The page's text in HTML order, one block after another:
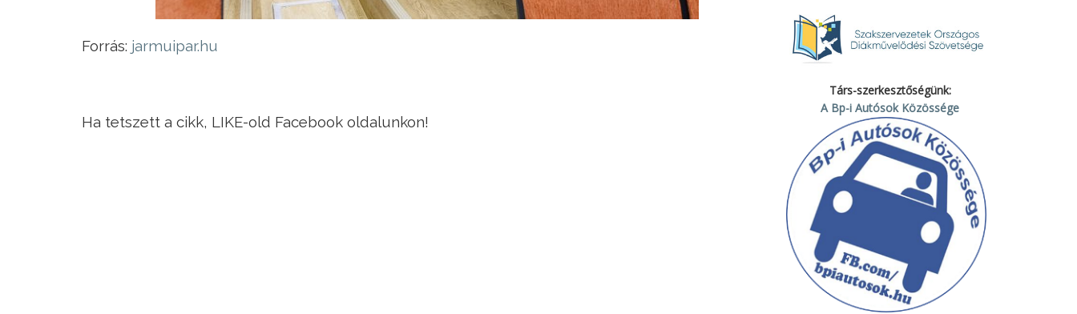
Forrás: jarmuipar.hu
Ha tetszett a cikk, LIKE-old Facebook oldalunkon!
Társ-szerkesztőségünk:
A Bp-i Autósok Közössége